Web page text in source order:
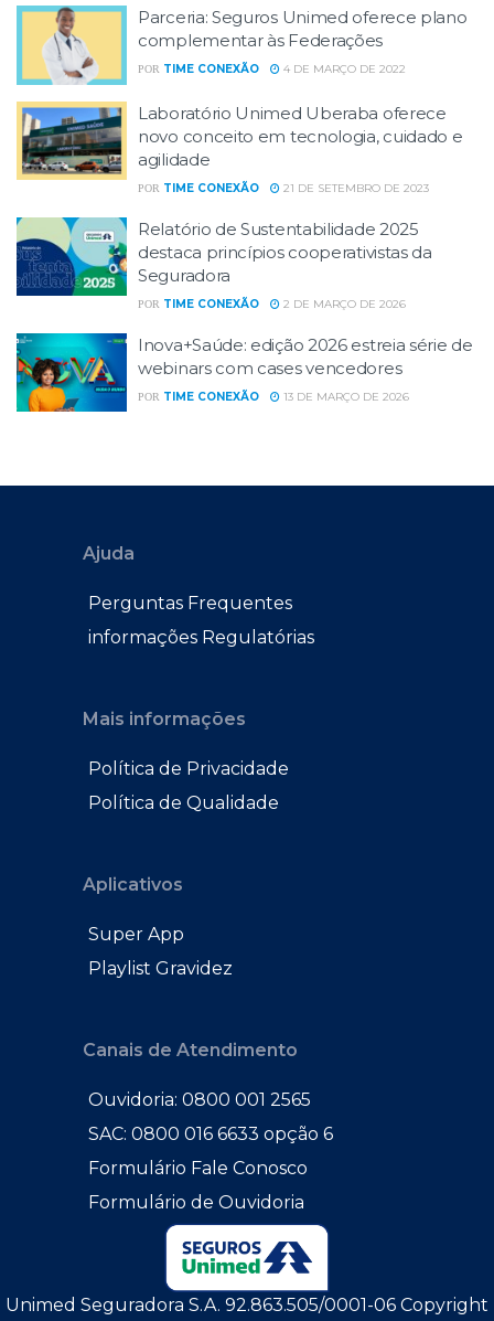
Parceria: Seguros Unimed oferece plano
complementar às Federações
POR TIME CONEXÃO 4 DE MARÇO DE 2022
Laboratório Unimed Uberaba oferece
novo conceito em tecnologia, cuidado e
agilidade
POR TIME CONEXÃO 21 DE SETEMBRO DE 2023
Relatório de Sustentabilidade 2025
destaca princípios cooperativistas da
Seguradora
POR TIME CONEXÃO 2 DE MARÇO DE 2026
Inova+Saúde: edição 2026 estreia série de
webinars com cases vencedores
POR TIME CONEXÃO 13 DE MARÇO DE 2026
Ajuda
Perguntas Frequentes
informações Regulatórias
Mais informações
Política de Privacidade
Política de Qualidade
Aplicativos
Super App
Playlist Gravidez
Canais de Atendimento
Ouvidoria: 0800 001 2565
SAC: 0800 016 6633 opção 6
Formulário Fale Conosco
Formulário de Ouvidoria
Unimed Seguradora S.A. 92.863.505/0001-06 Copyright